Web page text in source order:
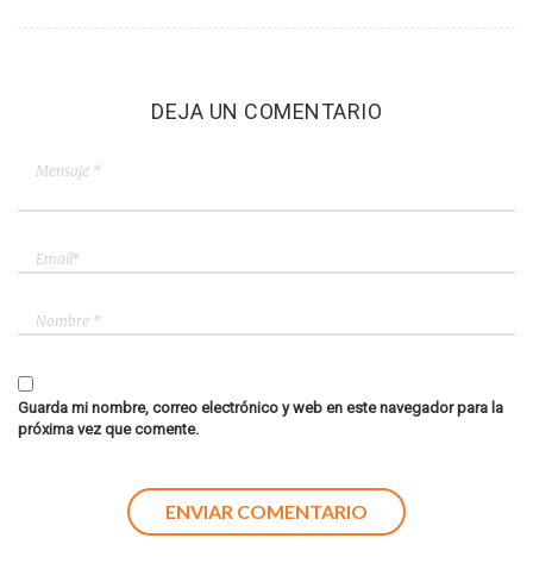
DEJA UN COMENTARIO
Guarda mi nombre, correo electrónico y web en este navegador para la
próxima vez que comente.